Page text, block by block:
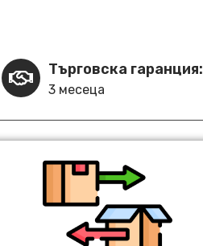
Търговска гаранция:
3 месеца